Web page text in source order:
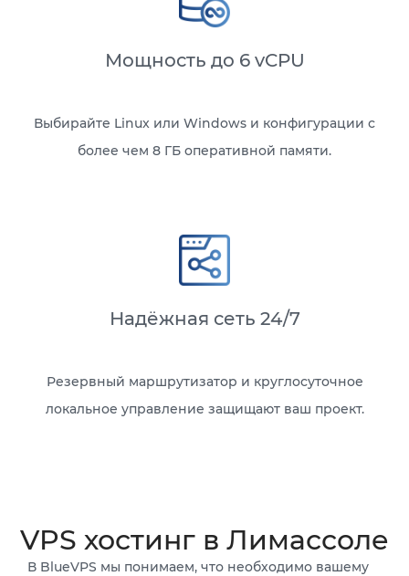
Мощность до 6 vCPU
Выбирайте Linux или Windows и конфигурации с
более чем 8 ГБ оперативной памяти.
Надёжная сеть 24/7
Резервный маршрутизатор и круглосуточное
локальное управление защищают ваш проект.
VPS хостинг в Лимассоле
В BlueVPS мы понимаем, что необходимо вашему